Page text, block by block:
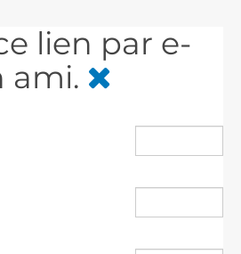
lien par e-
ami.